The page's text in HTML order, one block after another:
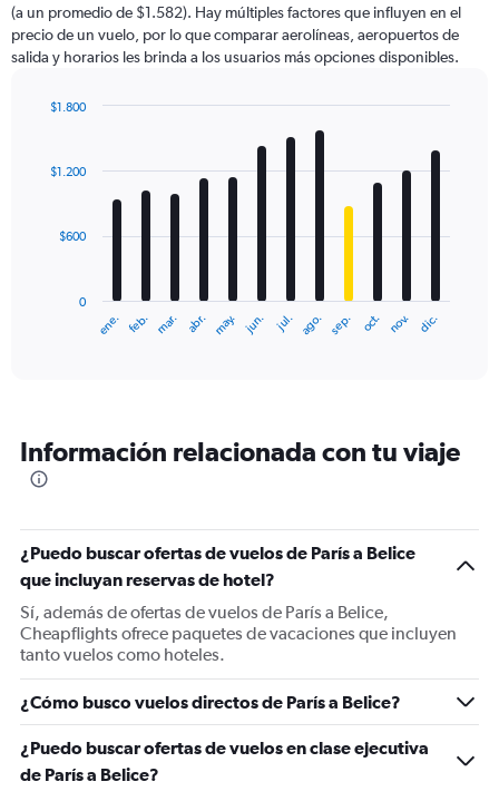
(a un promedio de $1.582). Hay múltiples factores que influyen en el
precio de un vuelo, por lo que comparar aerolíneas, aeropuertos de
salida y horarios les brinda a los usuarios más opciones disponibles.
with
12
The
categories.
The
Y
axis
displaying
values.
Range:
0
1800.
ene. feb. mar. abr. may. jun. jul. ago. sep. oct. nov. dic.
0
$600
$1.200
$1.800
Información relacionada con tu viaje
¿Puedo buscar ofertas de vuelos de París a Belice
que incluyan reservas de hotel?
Sí, además de ofertas de vuelos de París a Belice,
Cheapflights ofrece paquetes de vacaciones que incluyen
tanto vuelos como hoteles.
¿Cómo busco vuelos directos de París a Belice?
¿Puedo buscar ofertas de vuelos en clase ejecutiva
de París a Belice?